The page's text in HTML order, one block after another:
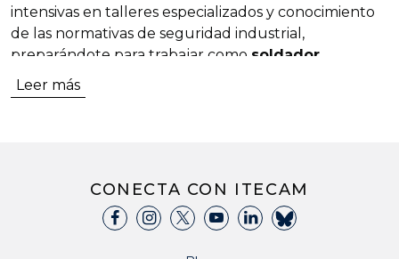
intensivas en talleres especializados y conocimiento
de las normativas de seguridad industrial,
preparándote para trabajar como soldador
profesional en empresas industriales y de
fabricación
soldaduraes una de las profesiones técnicas con
mayor demanda en el sector industrial.
Leer más
CONECTA CON ITECAM